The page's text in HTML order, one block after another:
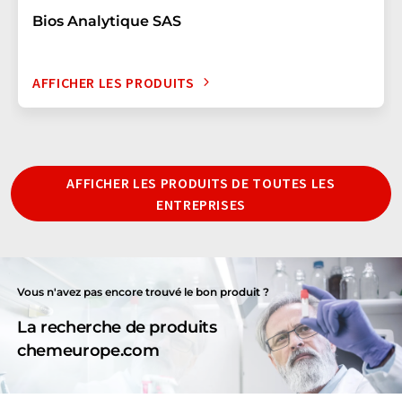
Bios Analytique SAS
AFFICHER LES PRODUITS
AFFICHER LES PRODUITS DE TOUTES LES
ENTREPRISES
Vous n'avez pas encore trouvé le bon produit ?
La recherche de produits
chemeurope.com